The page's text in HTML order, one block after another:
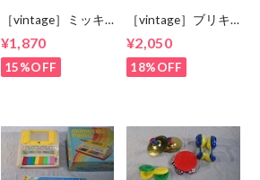
［vintage］ミッキ
¥1,870
15%OFF
［vintage］ブリキ
¥2,050
18%OFF